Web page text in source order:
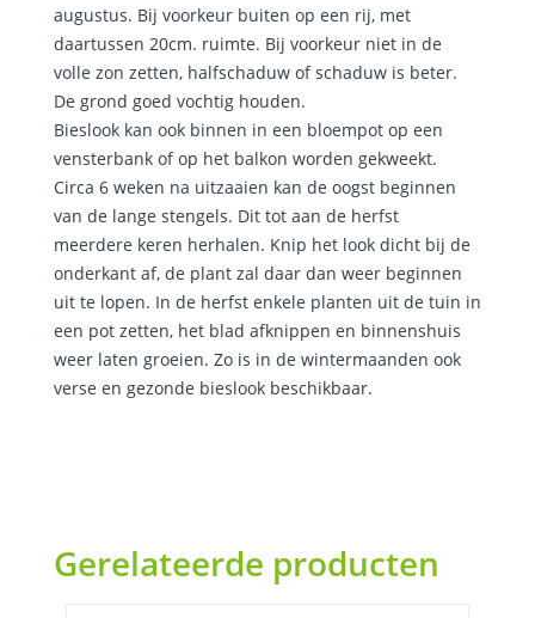
augustus. Bij voorkeur buiten op een rij, met
daartussen 20cm. ruimte. Bij voorkeur niet in de
volle zon zetten, halfschaduw of schaduw is beter.
De grond goed vochtig houden.
Bieslook kan ook binnen in een bloempot op een
vensterbank of op het balkon worden gekweekt.
Circa 6 weken na uitzaaien kan de oogst beginnen
van de lange stengels. Dit tot aan de herfst
meerdere keren herhalen. Knip het look dicht bij de
onderkant af, de plant zal daar dan weer beginnen
uit te lopen. In de herfst enkele planten uit de tuin in
een pot zetten, het blad afknippen en binnenshuis
weer laten groeien. Zo is in de wintermaanden ook
verse en gezonde bieslook beschikbaar.
Gerelateerde producten